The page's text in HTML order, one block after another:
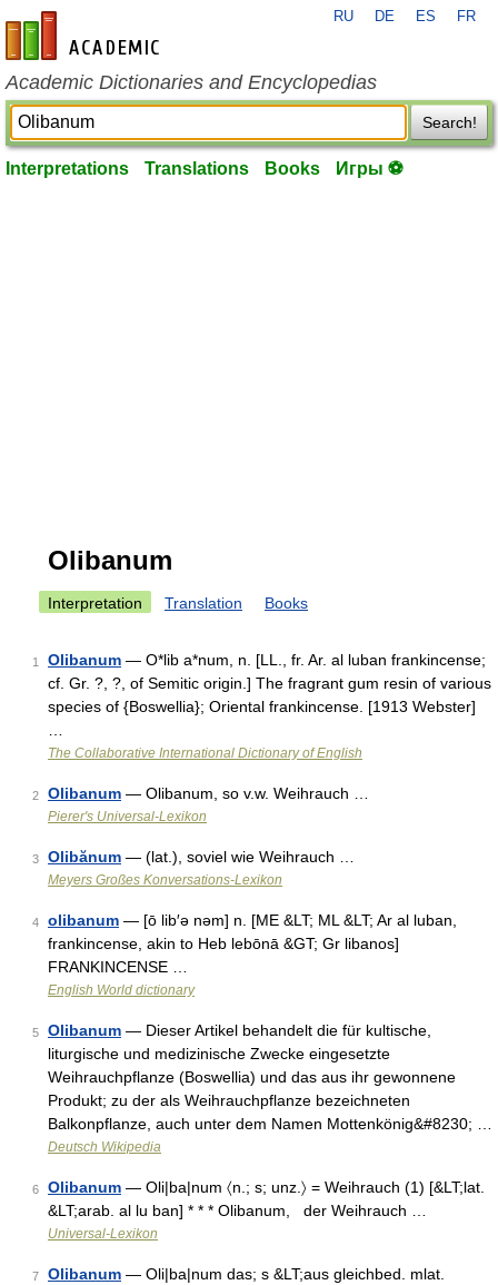
en-academic.com
RU DE ES FR
Academic Dictionaries and Encyclopedias
Search!
Interpretations Translations Books Игры ⚽
Olibanum
Interpretation Translation Books
1 Olibanum — O*lib a*num, n. [LL., fr. Ar. al luban frankincense;
cf. Gr. ?, ?, of Semitic origin.] The fragrant gum resin of various
species of {Boswellia}; Oriental frankincense. [1913 Webster]
The Collaborative International Dictionary of English
2 Olibanum — Olibanum, so v.w. Weihrauch …
Pierer's Universal-Lexikon
3 Olibănum — (lat.), soviel wie Weihrauch …
Meyers Großes Konversations-Lexikon
4 olibanum — [ō lib′ə nəm] n. [ME &LT; ML &LT; Ar al luban,
frankincense, akin to Heb lebōnā &GT; Gr libanos]
FRANKINCENSE …
English World dictionary
5 Olibanum — Dieser Artikel behandelt die für kultische,
liturgische und medizinische Zwecke eingesetzte
Weihrauchpflanze (Boswellia) und das aus ihr gewonnene
Produkt; zu der als Weihrauchpflanze bezeichneten
Balkonpflanze, auch unter dem Namen Mottenkönig&#8230; …
Deutsch Wikipedia
6 Olibanum — Oli|ba|num 〈n.; s; unz.〉 = Weihrauch (1) [&LT;lat.
&LT;arab. al lu ban] * * * Olibanum, der Weihrauch …
Universal-Lexikon
7 Olibanum — Oli|ba|num das; s &LT;aus gleichbed. mlat.